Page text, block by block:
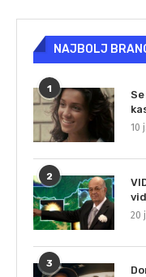
NAJBOLJ
1
10
2
20
3